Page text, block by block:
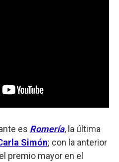
es Romería, la última
Simón; con la anterior
premio mayor en el